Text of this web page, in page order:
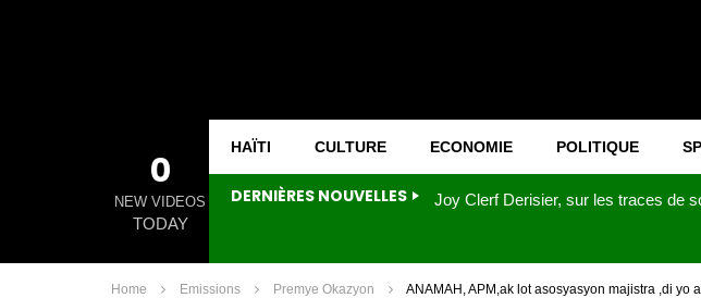
0
NEW VIDEOS
TODAY
HAÏTI CULTURE ECONOMIE POLITIQUE
DERNIÈRES NOUVELLES
Home Emissions Premye Okazyon ANAMAH, APM,ak lot asosyasyon majistra ,di